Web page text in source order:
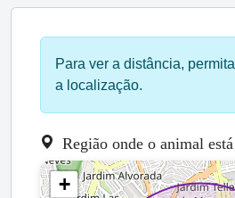
Para ver a distância, permita
a localização.
Região onde o animal está
+